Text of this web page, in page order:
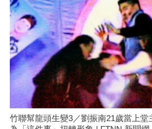
竹聯幫龍頭生變3／劉振南21歲當上